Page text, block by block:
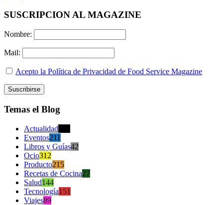
SUSCRIPCION AL MAGAZINE
Nombre:
Mail:
Acepto la Política de Privacidad de Food Service Magazine
Temas el Blog
Actualidad
Eventos211
Libros y Guías42
Ocio312
Producto215
Recetas de Cocina27
Salud144
Tecnología151
Viajes89